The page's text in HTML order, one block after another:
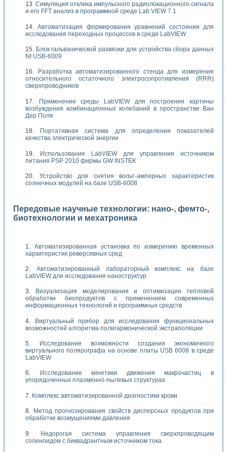
Симуляция отклика импульсного радиолокационного сигнала
и его FFT анализ в программной среде Lab VIEW 7.1
Автоматизация формирования уравнений состояния для
исследования переходных процессов в среде LabVIEW
Блок гальванической развязки для устройства сбора данных
NI USB-6009
Разработка автоматизированного стенда для измерения
относительного остаточного электросопротивления (RRR)
сверхпроводников
Применение среды LabVIEW для построения картины
возбуждения комбинационных колебаний в пространстве Ван
Дер Поля
Портативная система для определения показателей
качества электрической энергии
Использование LabVIEW для управления источником
питания PSP 2010 фирмы GW INSTEK
Устройство для снятия вольт-амперных характеристик
солнечных модулей на базе USB-6008
Передовые научные технологии: нано-, фемто-,
биотехнологии и мехатроника
Автоматизированная установка по измерению временных
характеристик реверсивных сред
Автоматизированный лабораторный комплекс на базе
LabVIEW для исследования наноструктур
Визуализация моделирования и оптимизации тепловой
обработки биопродуктов с применением современных
информационных технологий и программных средств
Виртуальный прибор для исследования функциональных
возможностей алгоритма полигармонической экстраполяции
Исследование возможности создания экономичного
виртуального полярографа на основе платы USB 6008 в среде
LabVIEW
Исследование кинетики движения макрочастиц в
упорядоченных плазменно-пылевых структурах
Комплекс автоматизированной диагностики крови
Метод прогнозирования свойств дисперсных продуктов при
обработке возмущениями давления
Недорогая система управления сверхпроводящим
соленоидом с биквадрантным источником тока